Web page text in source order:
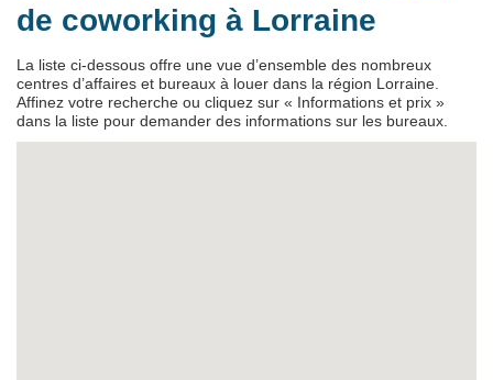
de coworking à Lorraine
La liste ci-dessous offre une vue d’ensemble des nombreux
centres d’affaires et bureaux à louer dans la région Lorraine.
Affinez votre recherche ou cliquez sur « Informations et prix »
dans la liste pour demander des informations sur les bureaux.